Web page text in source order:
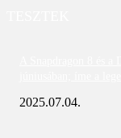
2025.07.04.